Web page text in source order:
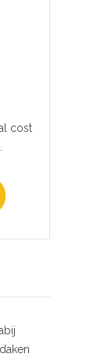
cost